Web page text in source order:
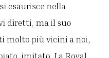
esaurisce nella
diretti, ma il suo
molto più vicini a noi,
imitato. La Royal